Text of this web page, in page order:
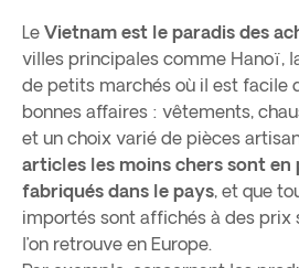
Le Vietnam est le paradis des
villes principales comme Hanoï,
de petits marchés où il est facile
bonnes affaires : vêtements,
et un choix varié de pièces
articles les moins chers sont en
fabriqués dans le pays, et que
importés sont affichés à des prix
l’on retrouve en Europe.